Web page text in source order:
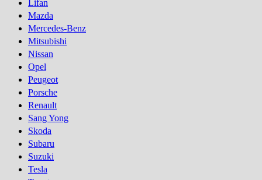
Lifan
Mazda
Mercedes-Benz
Mitsubishi
Nissan
Opel
Peugeot
Porsсhe
Renault
Sang Yong
Skoda
Subaru
Suzuki
Tesla